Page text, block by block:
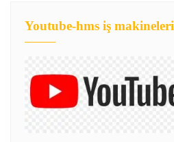
Youtube-hms iş makineleri